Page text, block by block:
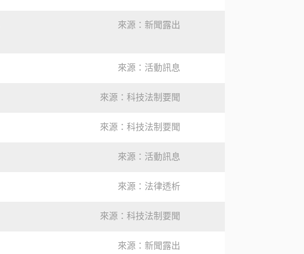
來源：新聞露出
來源：活動訊息
來源：科技法制要聞
來源：科技法制要聞
來源：活動訊息
來源：法律透析
來源：科技法制要聞
來源：新聞露出